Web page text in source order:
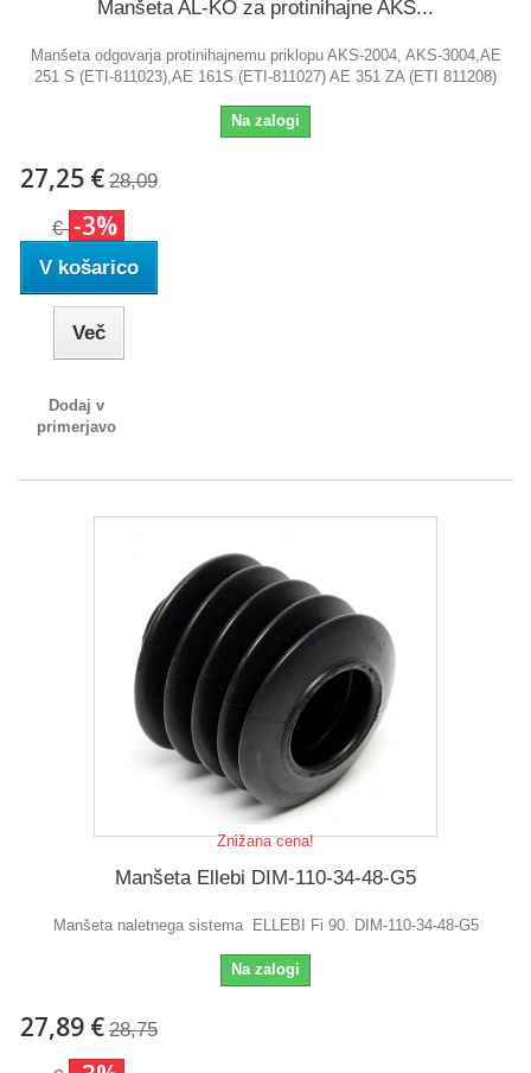
Manšeta AL-KO za protinihajne AKS...
Manšeta odgovarja protinihajnemu priklopu AKS-2004, AKS-3004,AE
251 S (ETI-811023),AE 161S (ETI-811027) AE 351 ZA (ETI 811208)
Na zalogi
27,25 € 28,09
€ -3%
V košarico
Več
Dodaj v
primerjavo
Znižana cena!
Manšeta Ellebi DIM-110-34-48-G5
Manšeta naletnega sistema ELLEBI Fi 90. DIM-110-34-48-G5
Na zalogi
27,89 € 28,75